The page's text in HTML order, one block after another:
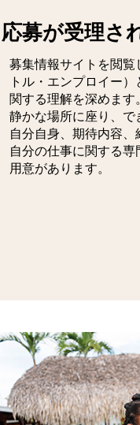
応募が受理さ
募集情報サイトを閲
トル・エンプロイー
関する理解を深めます
静かな場所に座り、
自分自身、期待内容
自分の仕事に関する
用意があります。